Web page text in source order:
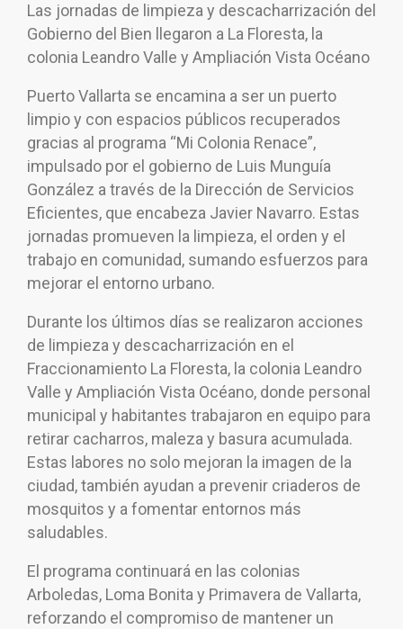
Las jornadas de limpieza y descacharrización del
Gobierno del Bien llegaron a La Floresta, la
colonia Leandro Valle y Ampliación Vista Océano
Puerto Vallarta se encamina a ser un puerto
limpio y con espacios públicos recuperados
gracias al programa “Mi Colonia Renace”,
impulsado por el gobierno de Luis Munguía
González a través de la Dirección de Servicios
Eficientes, que encabeza Javier Navarro. Estas
jornadas promueven la limpieza, el orden y el
trabajo en comunidad, sumando esfuerzos para
mejorar el entorno urbano.
Durante los últimos días se realizaron acciones
de limpieza y descacharrización en el
Fraccionamiento La Floresta, la colonia Leandro
Valle y Ampliación Vista Océano, donde personal
municipal y habitantes trabajaron en equipo para
retirar cacharros, maleza y basura acumulada.
Estas labores no solo mejoran la imagen de la
ciudad, también ayudan a prevenir criaderos de
mosquitos y a fomentar entornos más
saludables.
El programa continuará en las colonias
Arboledas, Loma Bonita y Primavera de Vallarta,
reforzando el compromiso de mantener un